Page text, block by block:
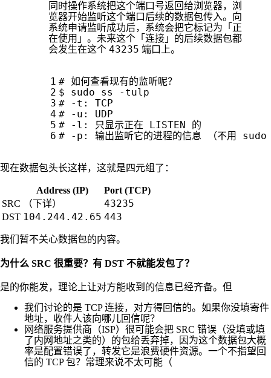
同时操作系统把这个端口号返回给浏览器，浏
览器开始监听这个端口后续的数据包传入。向
系统申请监听成功后，系统会把它标记为「正
在使用」。未来这个「连接」的后续数据包都
会发生在这个 43235 端口上。
# 如何查看现有的监听呢？
# -t: TCP
# -u: UDP
# -l: 只显示正在 LISTEN 的
# -p: 输出监听它的进程的信息 （不用 sudo
现在数据包头长这样，这就是四元组了：
Address (IP)
Port (TCP)
SRC
（下详） 43235
DST 104.244.42.65 443
我们暂不关心数据包的内容。
为什么 SRC 很重要？有 DST 不就能发包了？
是的你能发，理论上让对方能收到的信息已经齐备。但
我们讨论的是 TCP 连接，对方得回信的。如果你没填寄件
地址，收件人该向哪儿回信呢？
网络服务提供商（ISP）很可能会把 SRC 错误（没填或填
了内网地址之类的）的包给丢弃掉，因为这个数据包大概
率是配置错误了，转发它是浪费硬件资源。一个不指望回
信的 TCP 包？常理来说不太可能（